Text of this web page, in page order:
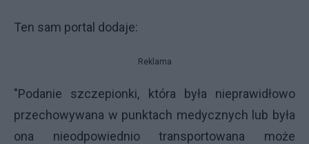
Ten sam portal dodaje:
Reklama
"Podanie szczepionki, która była nieprawidłowo
przechowywana w punktach medycznych lub była
ona nieodpowiednio transportowana może